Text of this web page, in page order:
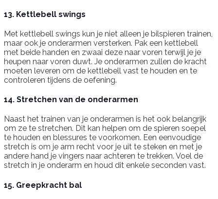
13. Kettlebell swings
Met kettlebell swings kun je niet alleen je bilspieren trainen,
maar ook je onderarmen versterken. Pak een kettlebell
met beide handen en zwaai deze naar voren terwijl je je
heupen naar voren duwt. Je onderarmen zullen de kracht
moeten leveren om de kettlebell vast te houden en te
controleren tijdens de oefening.
14. Stretchen van de onderarmen
Naast het trainen van je onderarmen is het ook belangrijk
om ze te stretchen. Dit kan helpen om de spieren soepel
te houden en blessures te voorkomen. Een eenvoudige
stretch is om je arm recht voor je uit te steken en met je
andere hand je vingers naar achteren te trekken. Voel de
stretch in je onderarm en houd dit enkele seconden vast.
15. Greepkracht bal